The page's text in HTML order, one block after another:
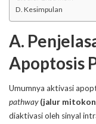
D. Kesimpulan
A.
Apoptosis
Umumnya aktivasi
pathway(jalur
diaktivasi oleh sinyal